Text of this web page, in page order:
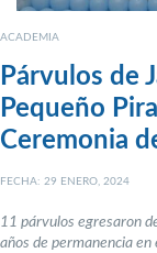
ACADEMIA
Párvulos de
Pequeño
Ceremonia
FECHA: 29 ENERO, 2024
11 párvulos egresaron
años de permanencia